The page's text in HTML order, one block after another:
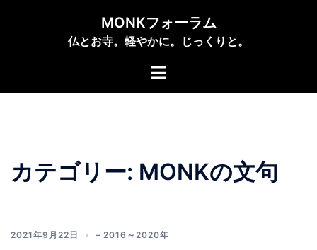
MONKフォーラム
仏とお寺。軽やかに。じっくりと。
ト
ュ
ー
カテゴリー: MONKの文句
2021年9月22日 – 2016～2020年